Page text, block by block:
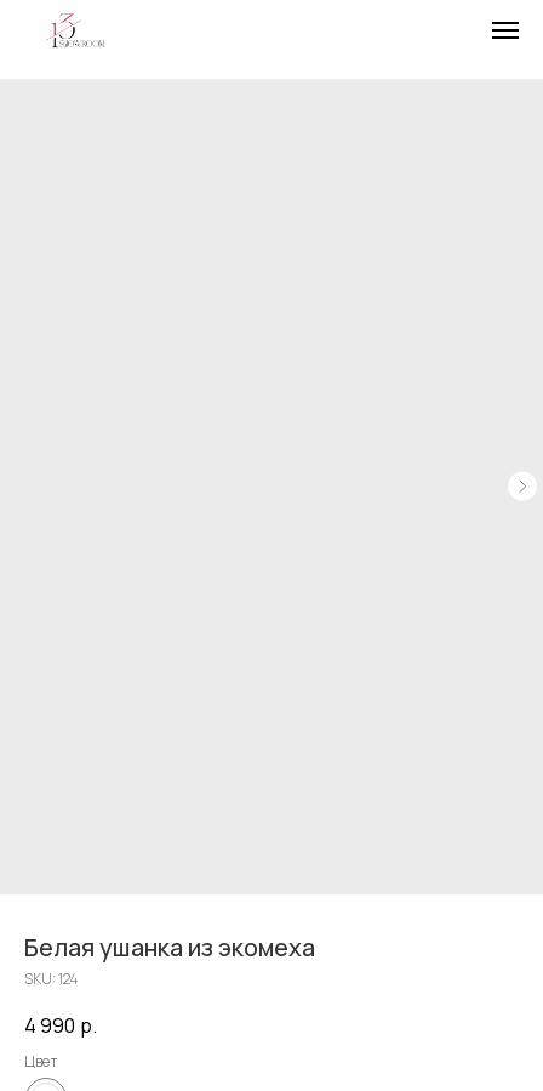
Белая ушанка из экомеха
SKU:124
4 990 р.
Цвет